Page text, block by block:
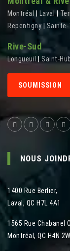
Montréal Laval|
Repentigny| Sainte-
Rive-Sud
Longueuil Saint-
SOUMISSION
NOUS
1400 Rue Berlier,
Laval , QC H7L 4A1
1565 Rue Chabanel
Montréal , QC H4N